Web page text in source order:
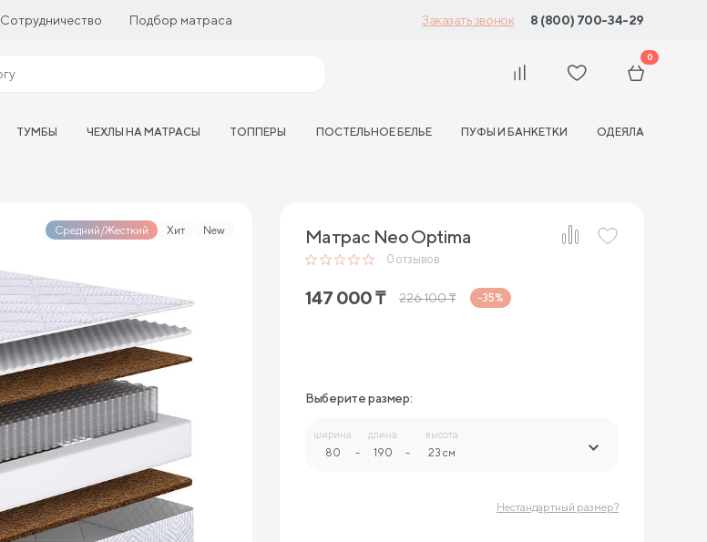
Сотрудничество Подбор матраса Заказать звонок 8 (800) 700-34-29
0
ТУМБЫ ЧЕХЛЫ НА МАТРАСЫ ТОППЕРЫ ПОСТЕЛЬНОЕ БЕЛЬЕ ПУФЫ И БАНКЕТКИ ОДЕЯЛА
Средний/Жесткий Хит New Матрас Neo Optima
0 отзывов
147 000₸ 226 100₸ -35%
Выберите размер:
ширина
80 -
длина
190 -
высота
23 см
Нестандартный размер?